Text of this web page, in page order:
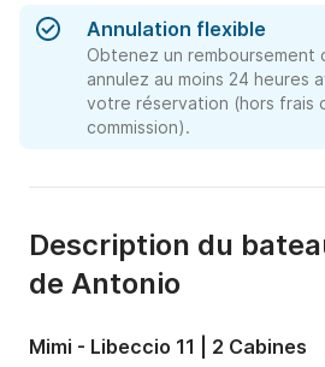
Annulation flexible
Obtenez un remboursement
annulez au moins 24 heures
votre réservation (hors frais
commission).
Description du
de Antonio
Mimi - Libeccio 11 | 2 Cabines